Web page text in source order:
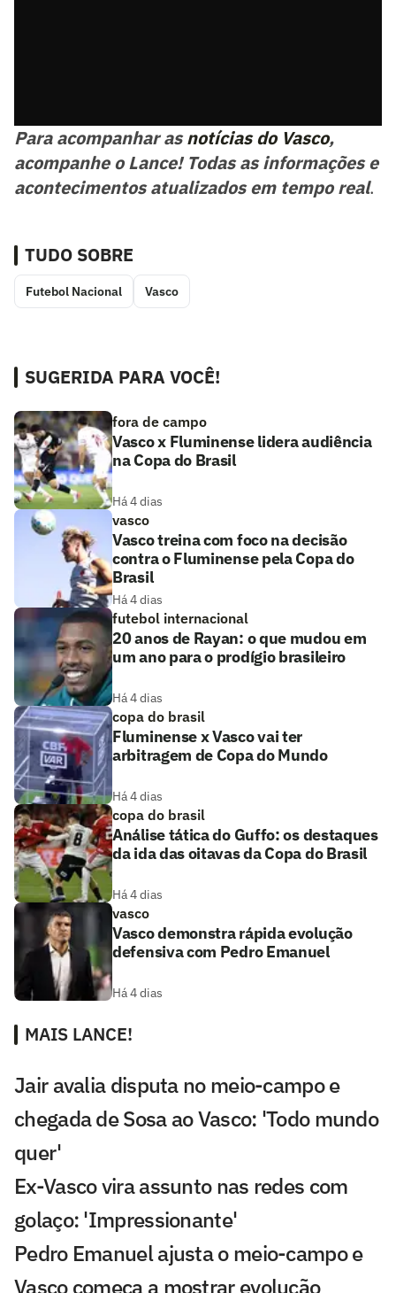
Para acompanhar asnotícias do Vasco,
acompanhe o Lance! Todas as informações e
acontecimentos atualizados em tempo real.
TUDO SOBRE
Futebol Nacional Vasco
SUGERIDA PARA VOCÊ!
fora de campo
Vasco x Fluminense lidera audiência
na Copa do Brasil
Há 4 dias
vasco
Vasco treina com foco na decisão
contra o Fluminense pela Copa do
Brasil
Há 4 dias
futebol internacional
20 anos de Rayan: o que mudou em
um ano para o prodígio brasileiro
Há 4 dias
copa do brasil
Fluminense x Vasco vai ter
arbitragem de Copa do Mundo
Há 4 dias
copa do brasil
Análise tática do Guffo: os destaques
da ida das oitavas da Copa do Brasil
Há 4 dias
vasco
Vasco demonstra rápida evolução
defensiva com Pedro Emanuel
Há 4 dias
MAIS LANCE!
Jair avalia disputa no meio-campo e
chegada de Sosa ao Vasco: 'Todo mundo
quer'
Ex-Vasco vira assunto nas redes com
golaço: 'Impressionante'
Pedro Emanuel ajusta o meio-campo e
Vasco começa a mostrar evolução